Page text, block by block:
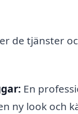
de tjänster
En
ny look och